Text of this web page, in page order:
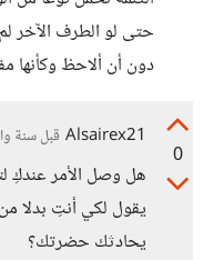
حتى لو الطرف الآخر لم
دون أن ألاحظ وكأنها
0
Alsairex21 قبل سنة
هل وصل الأمر عندكِ
يقول لكي أنتِ بدلا
يحادثك حضرتك؟